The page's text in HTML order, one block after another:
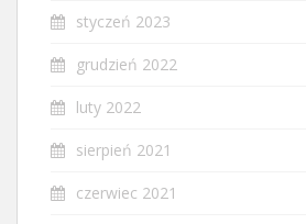
styczeń 2023
grudzień 2022
luty 2022
sierpień 2021
czerwiec 2021